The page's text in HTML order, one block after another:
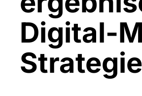
Digital-